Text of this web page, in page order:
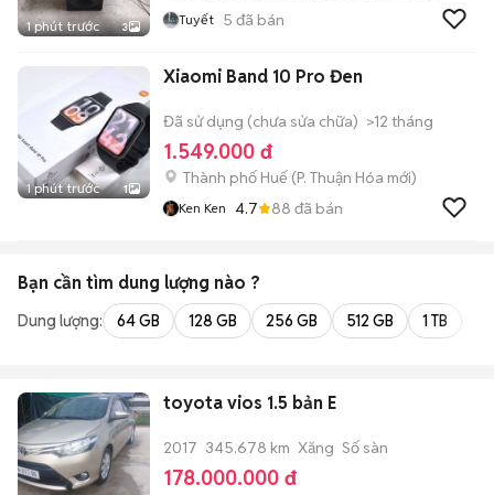
1 phút trước 3 Tuyết 5 đã bán
1 phút trước 1
Xiaomi Band 10 Pro Đen
Đã sử dụng (chưa sửa chữa) >12 tháng
1.549.000 đ
Thành phố Huế (P. Thuận Hóa mới)
Ken Ken 4.7 88 đã bán
Bạn cần tìm dung lượng nào ?
Dung lượng: 64 GB 128 GB 256 GB 512 GB 1 TB
toyota vios 1.5 bản E
2017 345.678 km Xăng Số sàn
178.000.000 đ